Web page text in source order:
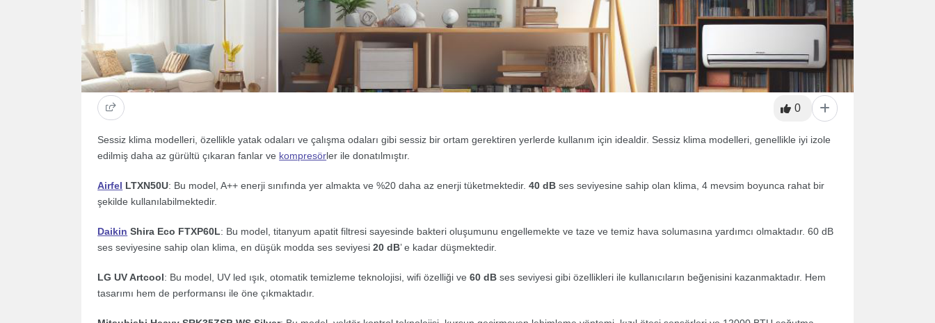
0
Sessiz klima modelleri, özellikle yatak odaları ve çalışma odaları gibi sessiz bir ortam gerektiren yerlerde kullanım için idealdir. Sessiz klima modelleri, genellikle iyi izole
edilmiş daha az gürültü çıkaran fanlar ve kompresörler ile donatılmıştır.
Airfel LTXN50U: Bu model, A++ enerji sınıfında yer almakta ve %20 daha az enerji tüketmektedir.40 dB ses seviyesine sahip olan klima, 4 mevsim boyunca rahat bir
şekilde kullanılabilmektedir.
Daikin Shira Eco FTXP60L: Bu model, titanyum apatit filtresi sayesinde bakteri oluşumunu engellemekte ve taze ve temiz hava solumasına yardımcı olmaktadır. 60 dB
ses seviyesine sahip olan klima, en düşük modda ses seviyesi20 dB’ e kadar düşmektedir.
LG UV Artcool: Bu model, UV led ışık, otomatik temizleme teknolojisi, wifi özelliği ve 60 dB ses seviyesi gibi özellikleri ile kullanıcıların beğenisini kazanmaktadır. Hem
tasarımı hem de performansı ile öne çıkmaktadır.